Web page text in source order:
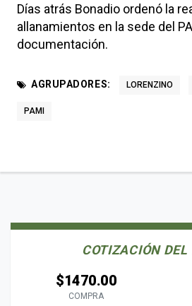
Días atrás Bonadio ordenó la
allanamientos en la sede del
documentación.
AGRUPADORES: LORENZINO
PAMI
COTIZACIÓN DEL
$1470.00
COMPRA